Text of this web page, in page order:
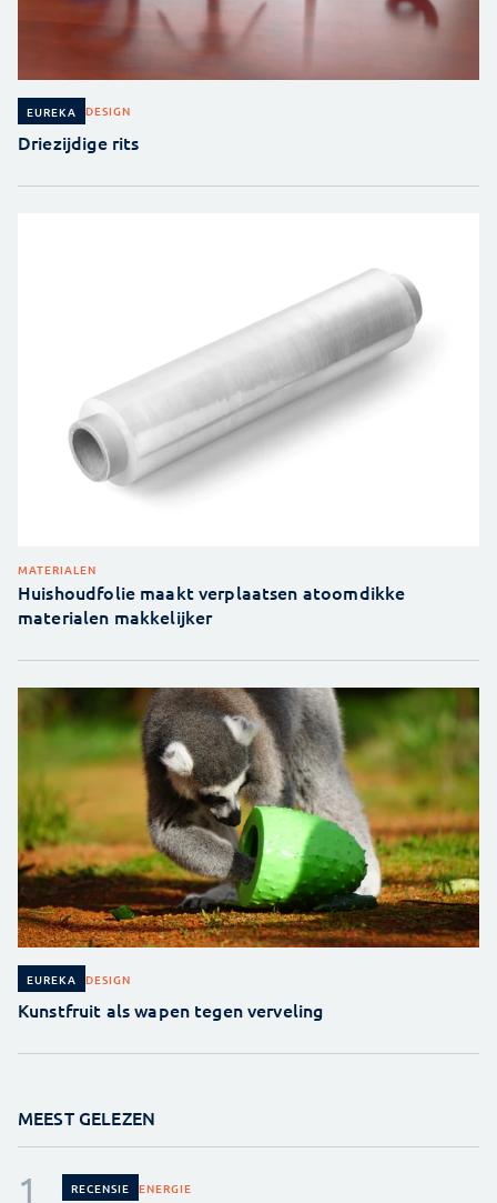
EUREKA DESIGN
Driezijdige rits
MATERIALEN
Huishoudfolie maakt verplaatsen atoomdikke
materialen makkelijker
EUREKA DESIGN
Kunstfruit als wapen tegen verveling
MEEST GELEZEN
RECENSIE ENERGIE